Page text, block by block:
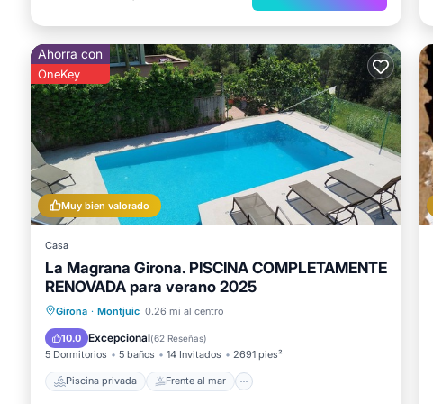
Muy bien valorado
Ahorra con
OneKey
Casa
La Magrana Girona. PISCINA COMPLETAMENTE
RENOVADA para verano 2025
Girona · Montjuic 0.26 mi al centro
10.0 Excepcional(62 Reseñas)
5 Dormitorios 5 baños 14 Invitados 2691 pies²
Piscina privada Frente al mar
Piscina privada
Frente al mar
Chimenea/Calefacción